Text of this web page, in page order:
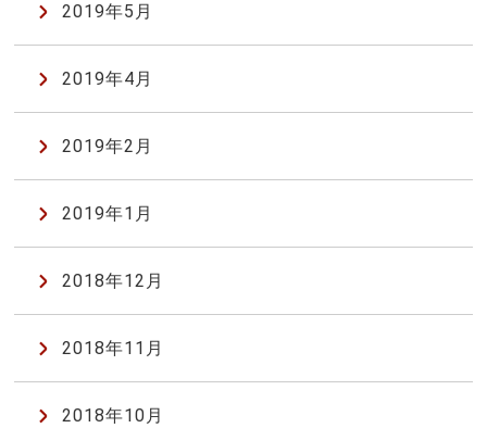
2019年5月
2019年4月
2019年2月
2019年1月
2018年12月
2018年11月
2018年10月